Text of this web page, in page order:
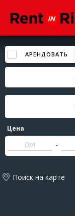
АРЕНДОВАТЬ
Цена
-
Поиск на карте